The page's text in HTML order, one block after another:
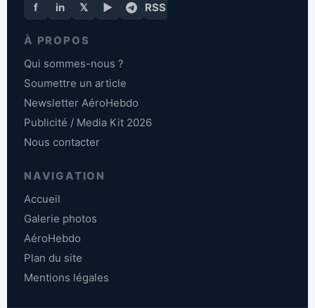
f in 𝕏 ▶ RSS
À PROPOS
Qui sommes-nous ?
Soumettre un article
Newsletter AéroHebdo
Publicité / Media Kit 2026
Nous contacter
NAVIGATION
Accueil
Galerie photos
AéroHebdo
Plan du site
Mentions légales